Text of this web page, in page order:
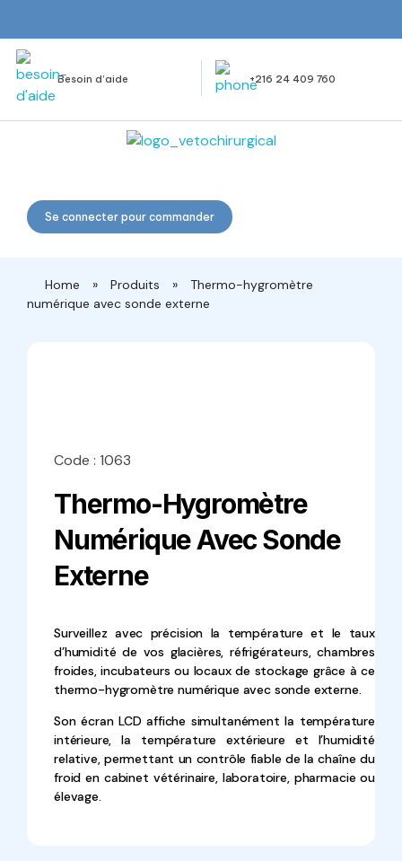
Besoin d’aide +216 24 409 760
Veto Chirurgical
Se connecter pour commander
Home » Produits »
Thermo-hygromètre
numérique avec sonde externe
Code : 1063
Thermo-Hygromètre
Numérique Avec Sonde
Externe
Surveillez avec précision la température et le taux
d’humidité de vos glacières, réfrigérateurs, chambres
froides, incubateurs ou locaux de stockage grâce à ce
thermo-hygromètre numérique avec sonde externe.
Son écran LCD affiche simultanément la température
intérieure, la température extérieure et l’humidité
relative, permettant un contrôle fiable de la chaîne du
froid en cabinet vétérinaire, laboratoire, pharmacie ou
élevage.